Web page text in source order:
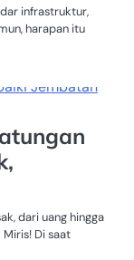
infrastruktur,
harapan itu
dari uang hingga
Di saat